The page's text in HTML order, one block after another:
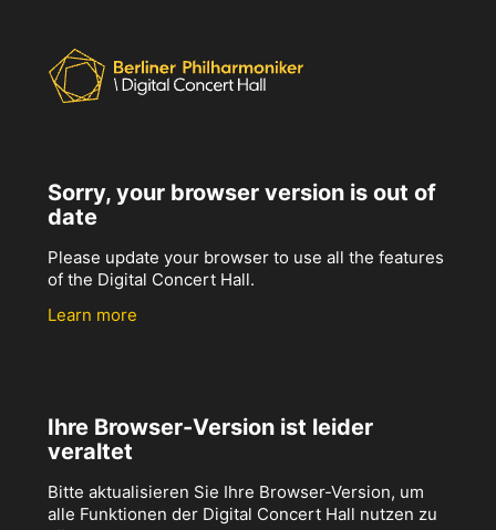
Sorry, your browser version is out of
date
Please update your browser to use all the features
of the Digital Concert Hall.
Learn more
Ihre Browser-Version ist leider
veraltet
Bitte aktualisieren Sie Ihre Browser-Version, um
alle Funktionen der Digital Concert Hall nutzen zu